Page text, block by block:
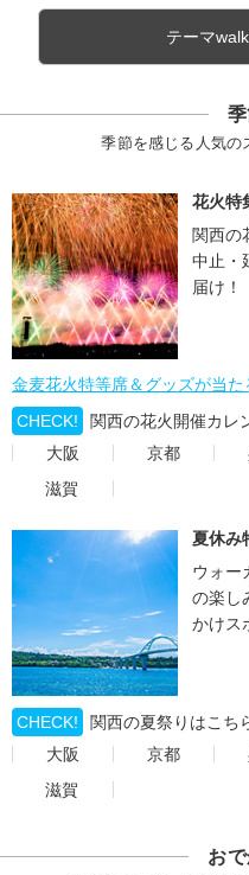
テーマ
季節を感じる人気の
花火特
関西の
中止・
届け！
金麦花火特等席＆グッズが当た
CHECK!
関西の花火開催カレ
大阪
京都
滋賀
夏休み
ウォー
の楽し
かけス
CHECK!
関西の夏祭りはこち
大阪
京都
滋賀
お